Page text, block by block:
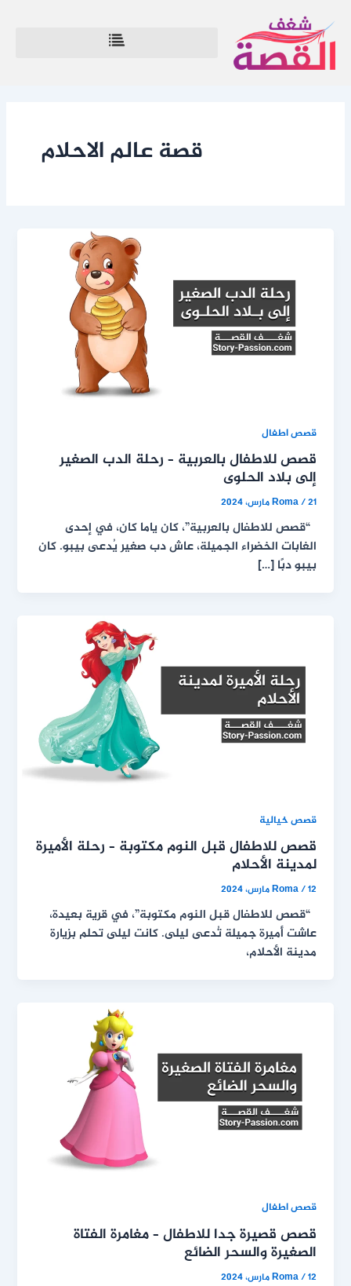
إلى
المحتوى
قصة عالم الاحلام
قصص اطفال
قصص للاطفال بالعربية – رحلة الدب الصغير
إلى بلاد الحلوى
Roma/21 مارس، 2024
“قصص للاطفال بالعربية”، كان ياما كان، في إحدى
الغابات الخضراء الجميلة، عاش دب صغير يُدعى بيبو. كان
بيبو دبًا […]
قصص خيالية
قصص للاطفال قبل النوم مكتوبة – رحلة الأميرة
لمدينة الأحلام
Roma/12 مارس، 2024
“قصص للاطفال قبل النوم مكتوبة”، في قرية بعيدة،
عاشت أميرة جميلة تُدعى ليلى. كانت ليلى تحلم بزيارة
مدينة الأحلام،
قصص اطفال
قصص قصيرة جدا للاطفال – مغامرة الفتاة
الصغيرة والسحر الضائع
Roma/12 مارس، 2024
pagination